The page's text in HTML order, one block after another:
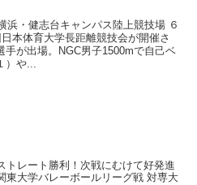
・健志台キャンパス陸上競技場 ６
本体育大学長距離競技会が開催さ
が出場。NGC男子1500mで自己ベ
）や...
トレート勝利！次戦にむけて好発進
東大学バレーボールリーグ戦 対専大